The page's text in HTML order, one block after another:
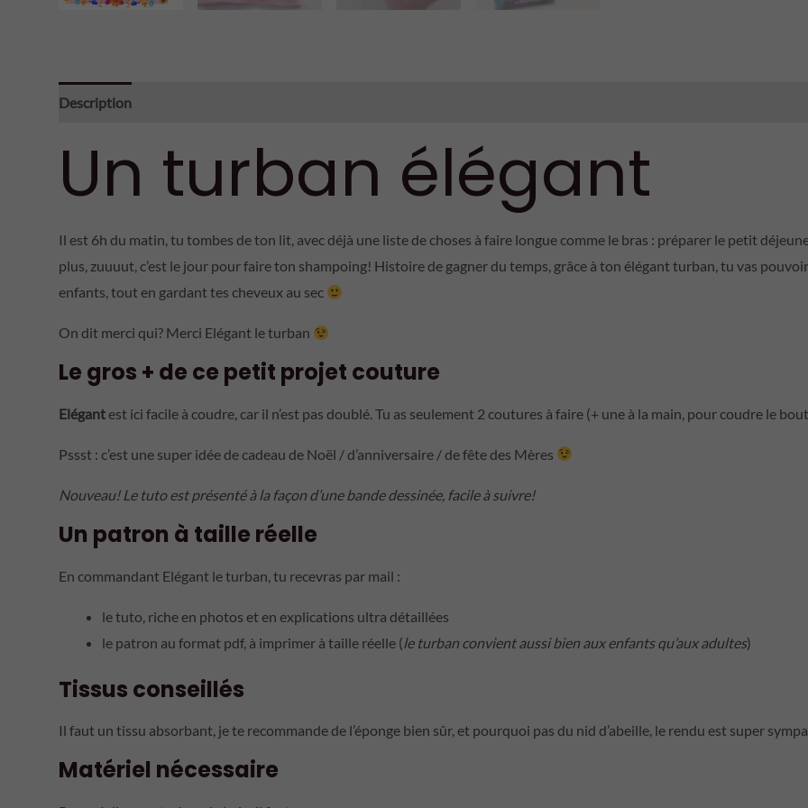
Description
Un turban élégant
Il est 6h du matin, tu tombes de ton lit, avec déjà une liste de choses à faire longue comme le bras : préparer le petit
plus, zuuuut, c’est le jour pour faire ton shampoing! Histoire de gagner du temps, grâce à ton élégant turban, tu vas
enfants, tout en gardant tes cheveux au sec
On dit merci qui? Merci Elégant le turban
Le gros + de ce petit projet couture
Elégantest ici facile à coudre, car il n’est pas doublé. Tu as seulement 2 coutures à faire (+ une à la main, pour coudre le
Pssst : c’est une super idée de cadeau de Noël / d’anniversaire / de fête des Mères
Nouveau! Le tuto est présenté à la façon d’une bande dessinée, facile à suivre!
Un patron à taille réelle
En commandant Elégant le turban, tu recevras par mail :
le tuto, riche en photos et en explications ultra détaillées
le patron au format pdf, à imprimer à taille réelle (le turban convient aussi bien aux enfants qu’aux adultes)
Tissus conseillés
Il faut un tissu absorbant, je te recommande de l’éponge bien sûr, et pourquoi pas du nid d’abeille, le rendu est super
Matériel nécessaire